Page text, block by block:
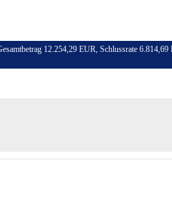
12.254,29 EUR, Schlussrate